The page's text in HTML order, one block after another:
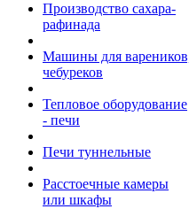
Производство сахара-
рафинада
Машины для
чебуреков
Тепловое оборудование
- печи
Печи туннельные
Расстоечные камеры
или шкафы